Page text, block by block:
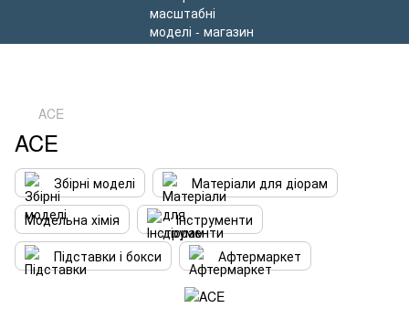
ACE
ACE
Збірні моделі
Матеріали для діорам
Модельна хімія
Інструменти
Підставки і бокси
Афтермаркет